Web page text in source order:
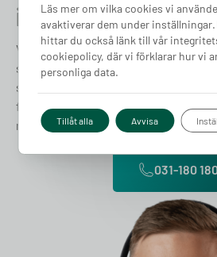
idag
Vi förstår att varje fråga, stor som
strävar vi efter att ge snabb, vänlig
support. Vårt dedikerade team av
för att hjälpa dig med allt från
råd om elbilsladdning. Låt oss
031-180
Läs mer om vilka cookies vi
avaktiverar dem under
hittar du också länk till vår
cookiepolicy, där vi förklarar hur vi
personliga data.
Tillåt alla Avvisa